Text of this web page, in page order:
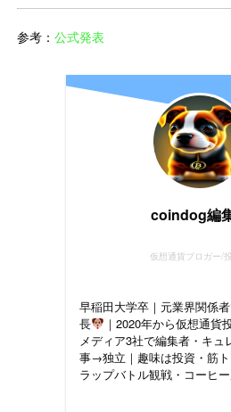
参考：公式発表
coindog編
仮想通貨ブロガー/
早稲田大学卒｜元業界関係
長
｜2020年から仮想通貨
メディア3社で編集者・キュ
事→独立｜趣味は投資・筋ト
ラップバトル観戦・コーヒ